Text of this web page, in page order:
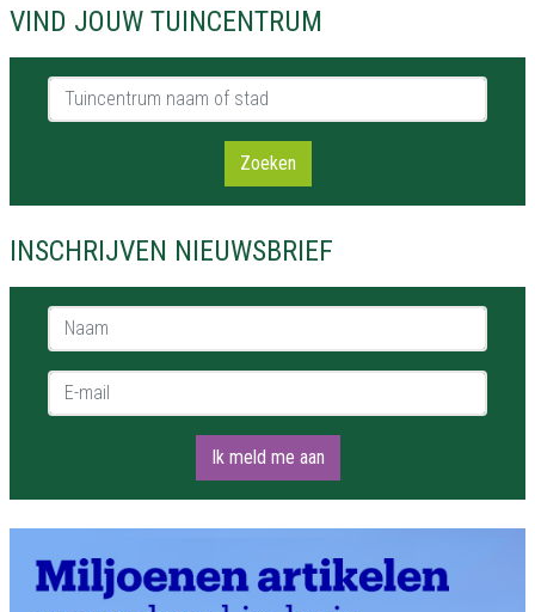
VIND JOUW TUINCENTRUM
Tuincentrum naam of stad
Zoeken
INSCHRIJVEN NIEUWSBRIEF
Naam *
E-mail *
Ik meld me aan